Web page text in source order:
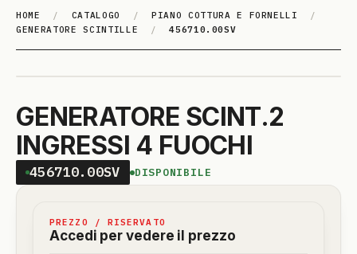
HOME / CATALOGO / PIANO COTTURA E FORNELLI
/
GENERATORE SCINTILLE
/ 456710.00SV
GENERATORE SCINT.2
INGRESSI 4 FUOCHI
456710.00SV DISPONIBILE
PREZZO / RISERVATO
Accedi per vedere il prezzo